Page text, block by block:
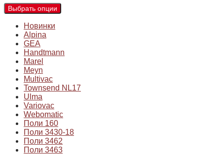
Выбрать опции
Новинки
Alpina
GEA
Handtmann
Marel
Meyn
Multivac
Townsend NL17
Ulma
Variovac
Webomatic
Поли 160
Поли 3430-18
Поли 3462
Поли 3463